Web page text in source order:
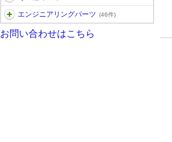
エンジニアリングパーツ (46件)
お問い合わせはこちら